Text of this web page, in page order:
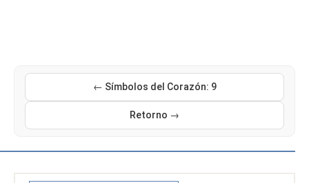
← Símbolos del Corazón: 9
Retorno →